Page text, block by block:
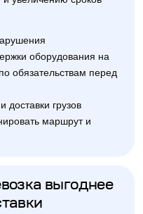
оборудования на
обязательствам перед
доставки грузов
маршрут и
выгоднее